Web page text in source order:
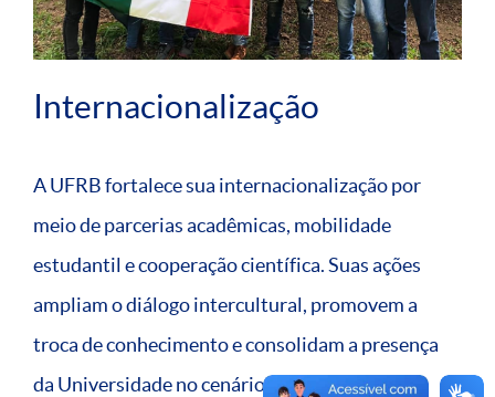
Internacionalização
A UFRB fortalece sua internacionalização por
meio de parcerias acadêmicas, mobilidade
estudantil e cooperação científica. Suas ações
ampliam o diálogo intercultural, promovem a
troca de conhecimento e consolidam a presença
da Universidade no cenário global.